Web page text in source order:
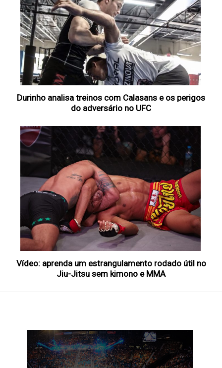
Durinho analisa treinos com Calasans e os perigos
do adversário no UFC
Vídeo: aprenda um estrangulamento rodado útil no
Jiu-Jitsu sem kimono e MMA